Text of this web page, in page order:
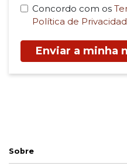
Concordo com os
Política de
Enviar a minha
Sobre